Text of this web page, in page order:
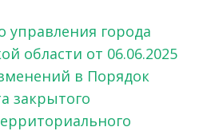
управления города
области от 06.06.2025
в Порядок
закрытого